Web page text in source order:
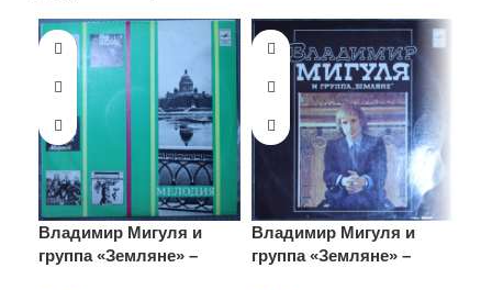
Владимир Мигуля и
группа «Земляне» –
Владимир Мигуля и
группа «Земляне» –